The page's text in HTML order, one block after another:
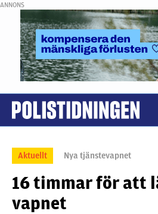
ANNONS
Aktuellt Nya tjänstevapnet
16 timmar för att
vapnet